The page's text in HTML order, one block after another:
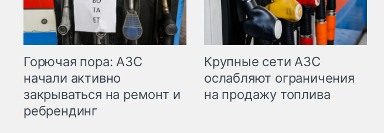
Горючая пора: АЗС
начали активно
закрываться на ремонт и
ребрендинг
Крупные сети АЗС
ослабляют ограничения
на продажу топлива